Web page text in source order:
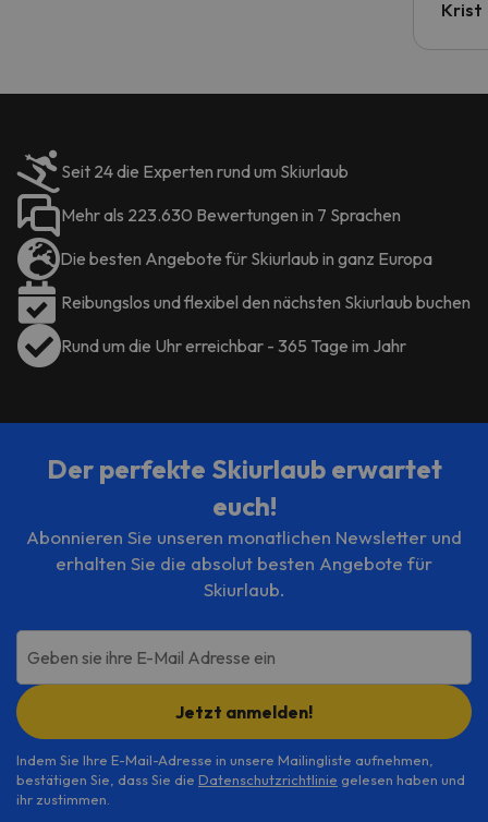
Krist
Seit 24 die Experten rund um Skiurlaub
Mehr als 223.630 Bewertungen in 7 Sprachen
Die besten Angebote für Skiurlaub in ganz Europa
Reibungslos und flexibel den nächsten Skiurlaub buchen
Rund um die Uhr erreichbar - 365 Tage im Jahr
Der perfekte Skiurlaub erwartet
euch!
Abonnieren Sie unseren monatlichen Newsletter und
erhalten Sie die absolut besten Angebote für
Skiurlaub.
Geben sie ihre E-Mail Adresse ein
Jetzt anmelden!
Indem Sie Ihre E-Mail-Adresse in unsere Mailingliste aufnehmen,
bestätigen Sie, dass Sie die Datenschutzrichtlinie gelesen haben und
ihr zustimmen.